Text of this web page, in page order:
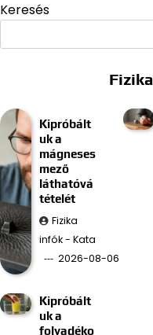
Keresés
Kipróbált
uk a
mágneses
mező
láthatóvá
tételét
Fizika
infók - Kata
2026-08-06
Kipróbált
uk a
folyadéko